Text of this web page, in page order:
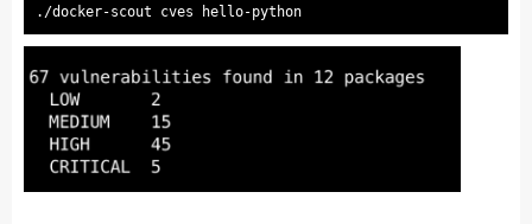
./docker-scout cves hello-python